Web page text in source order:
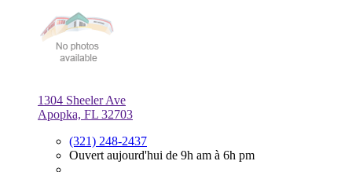
1304 Sheeler Ave
Apopka, FL 32703
(321) 248-2437
Ouvert aujourd'hui de 9h am à 6h pm